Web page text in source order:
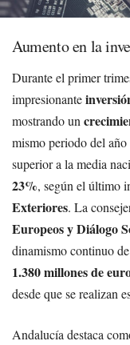
Aumento en la
Durante el primer
impresionante
mostrando un
mismo periodo del
superior a la media
23%, según el último
Exteriores. La
Europeos y Diálogo
dinamismo continuo
1.380 millones de
desde que se realizan
Andalucía destaca